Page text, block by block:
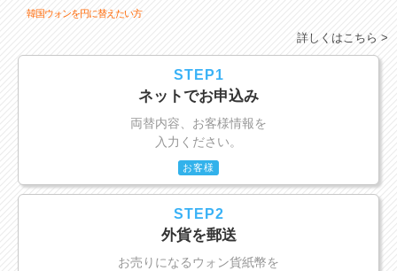
韓国ウォンを円に替えたい方
詳しくはこちら >
STEP1
ネットでお申込み
両替内容、お客様情報を
入力ください。
お客様
STEP2
外貨を郵送
お売りになるウォン貨紙幣を